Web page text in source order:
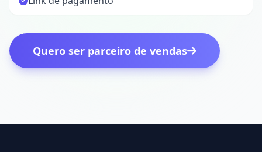
Quero ser parceiro de vendas